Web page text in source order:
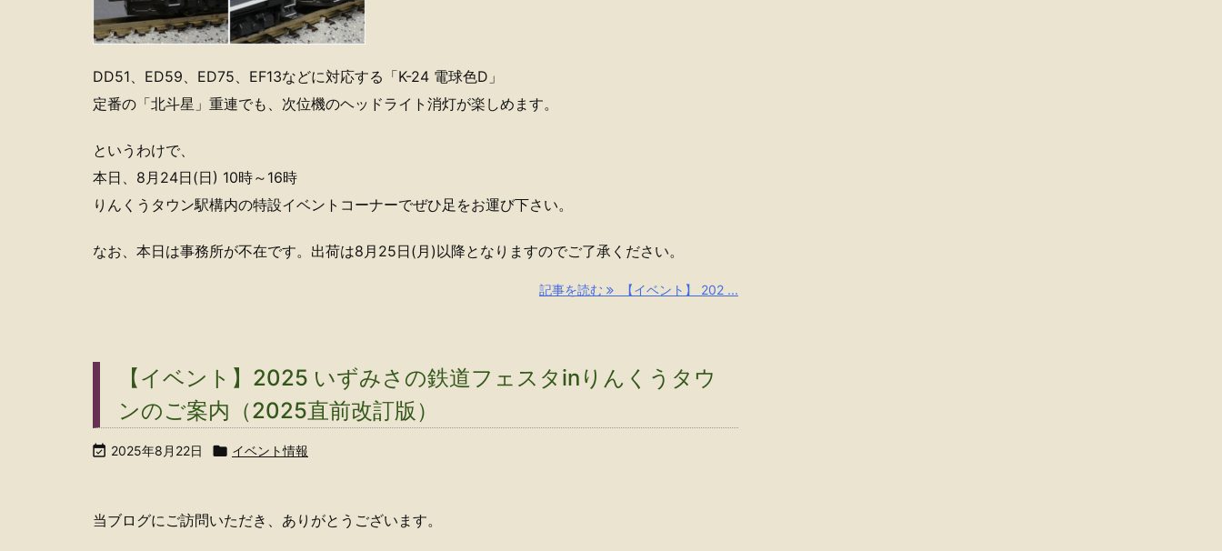
DD51、ED59、ED75、EF13などに対応する「K-24 電球色D」
定番の「北斗星」重連でも、次位機のヘッドライト消灯が楽しめます。
というわけで、
本日、8月24日(日) 10時～16時
りんくうタウン駅構内の特設イベントコーナーでぜひ足をお運び下さい。
なお、本日は事務所が不在です。出荷は8月25日(月)以降となりますのでご了承ください。
記事を読む 【イベント】 202 ...
【イベント】2025 いずみさの鉄道フェスタinりんくうタウ
ンのご案内（2025直前改訂版）
 2025年8月22日  イベント情報
当ブログにご訪問いただき、ありがとうございます。